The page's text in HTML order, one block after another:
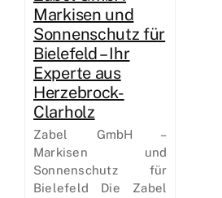
Markisen und
Sonnenschutz für
Bielefeld – Ihr
Experte aus
Herzebrock-
Clarholz
Zabel GmbH –
Markisen und
Sonnenschutz für
Bielefeld Die Zabel